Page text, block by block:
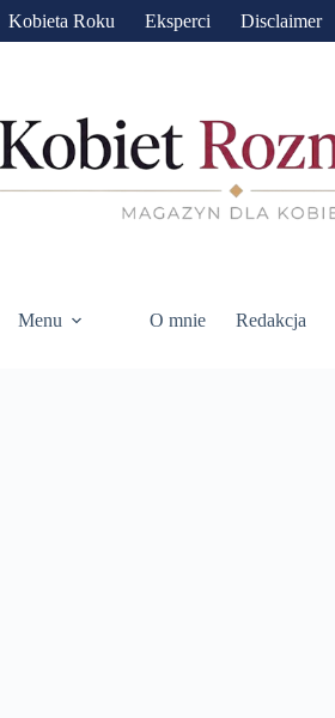
Kobieta Roku Eksperci Disclaimer
Menu O mnie Redakcja